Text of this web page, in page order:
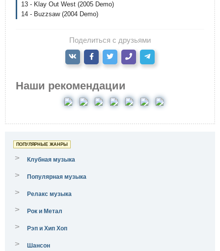
13 - Klay Out West (2005 Demo)
14 - Buzzsaw (2004 Demo)
Поделиться с друзьями
Наши рекомендации
ПОПУЛЯРНЫЕ ЖАНРЫ
> Клубная музыка
> Популярная музыка
> Релакс музыка
> Рок и Метал
> Рэп и Хип Хоп
> Шансон